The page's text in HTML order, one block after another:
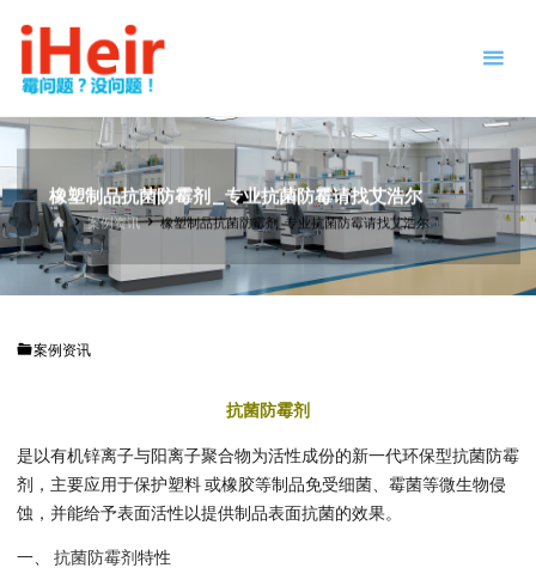
容。
抗
剂
|
燥
剂
IHEIR
防霉
抗菌
供应
商
橡塑制品抗菌防霉剂_专业抗菌防霉请找艾浩尔
首
页
案例资讯 橡塑制品抗菌防霉剂_专业抗菌防霉请找艾浩尔
案例资讯
抗菌防霉剂
是以有机锌离子与阳离子聚合物为活性成份的新一代环保型抗菌防霉
剂，主要应用于保护塑料 或橡胶等制品免受细菌、霉菌等微生物侵
蚀，并能给予表面活性以提供制品表面抗菌的效果。
一、 抗菌防霉剂特性